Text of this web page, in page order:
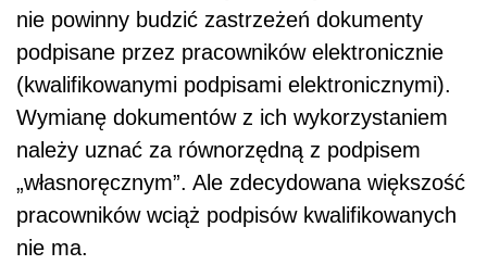
nie powinny budzić zastrzeżeń dokumenty
podpisane przez pracowników elektronicznie
(kwalifikowanymi podpisami elektronicznymi).
Wymianę dokumentów z ich wykorzystaniem
należy uznać za równorzędną z podpisem
„własnoręcznym”. Ale zdecydowana większość
pracowników wciąż podpisów kwalifikowanych
nie ma.